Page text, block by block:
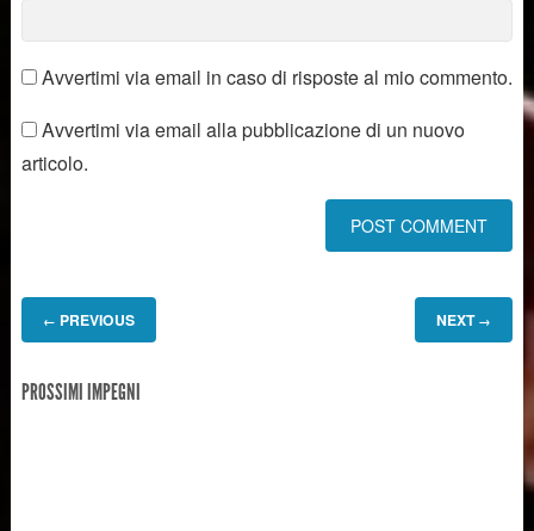
Avvertimi via email in caso di risposte al mio commento.
Avvertimi via email alla pubblicazione di un nuovo
articolo.
← PREVIOUS NEXT →
PROSSIMI IMPEGNI